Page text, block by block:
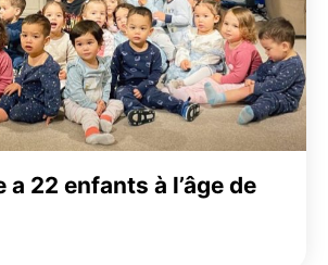
a 22 enfants à l’âge de